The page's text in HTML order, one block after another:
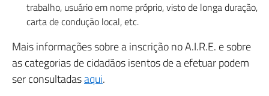
trabalho, usuário em nome próprio, visto de longa duração,
carta de condução local, etc.
Mais informações sobre a inscrição no A.I.R.E. e sobre
as categorias de cidadãos isentos de a efetuar podem
ser consultadasaqui.